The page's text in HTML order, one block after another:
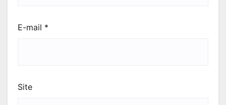
E-mail *
Site